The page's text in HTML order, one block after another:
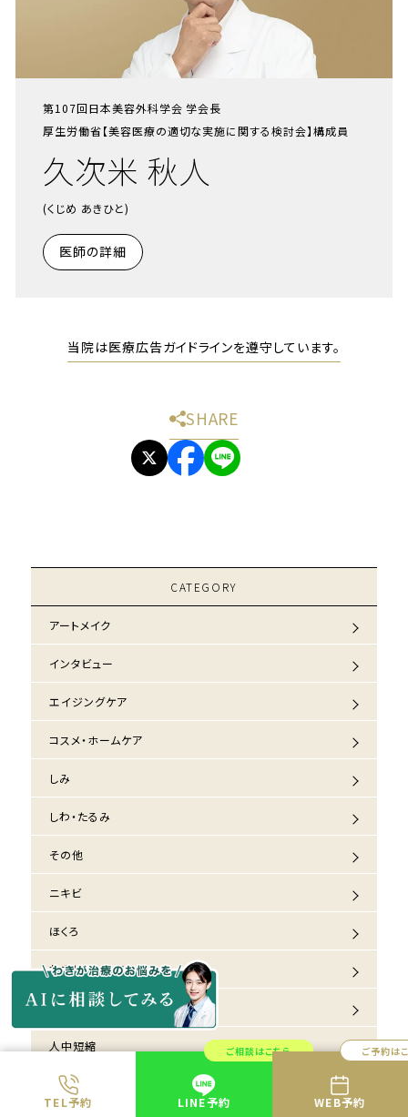
TEL予約
ご相談はこちら
LINE予約
ご予約は
WEB予約
第107回日本美容外科学会 学会長
厚生労働省【美容医療の適切な実施に関する検討会】構成員
久次米 秋人
(くじめ あきひと)
医師の詳細
当院は医療広告ガイドラインを遵守しています。
SHARE
CATEGORY
アートメイク
インタビュー
エイジングケア
コスメ・ホームケア
しみ
しわ・たるみ
その他
ニキビ
ほくろ
わきが・多汗症
二重整形・目元のお悩み
人中短縮
医療脱毛